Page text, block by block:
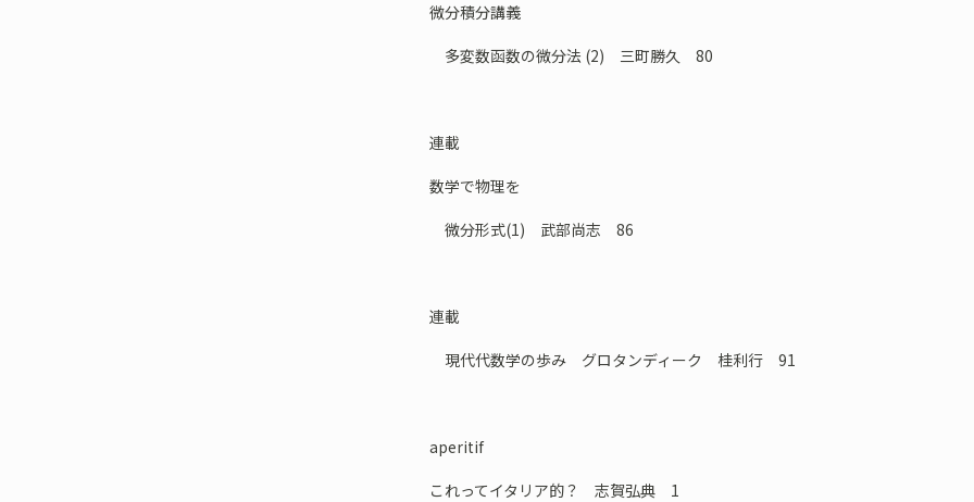
微分積分講義
多変数函数の微分法 (2) 三町勝久 80
連載
数学で物理を
微分形式(1) 武部尚志 86
連載
現代代数学の歩み グロタンディーク 桂利行 91
aperitif
これってイタリア的？ 志賀弘典 1